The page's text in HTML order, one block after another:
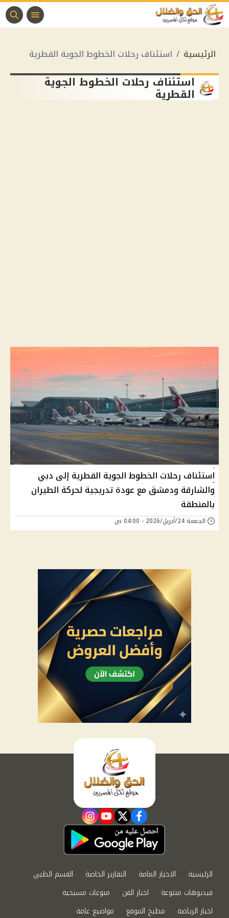
الرئيسية استئناف رحلات الخطوط الجوية القطرية
استئناف رحلات الخطوط الجوية
القطرية
استئناف رحلات الخطوط الجوية القطرية إلى دبي
والشارقة ودمشق مع عودة تدريجية لحركة الطيران
بالمنطقة
الجمعة 24/أبريل/2026 - 04:00 ص
facebook
twitter
youtube
instagram
الرئيسية الاخبار العامة التقارير الخاصة
القسم الطبي
فيديوهات متنوعة
اخبار الفن
منوعات مسيحية
اخبار الرياضة
مطبخ الموقع مواضيع عامة